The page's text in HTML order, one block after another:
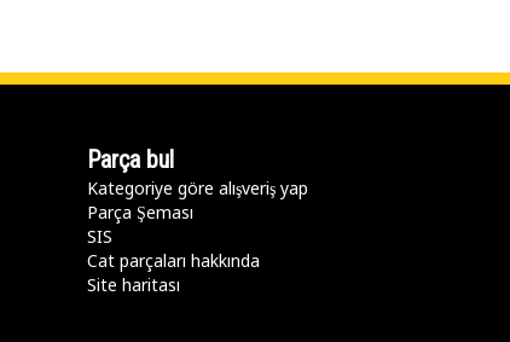
Parça bul
Kategoriye göre alışveriş yap
Parça Şeması
SIS
Cat parçaları hakkında
Site haritası